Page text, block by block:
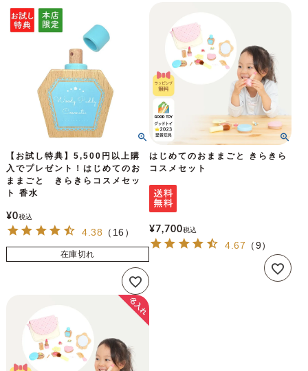
【お試し特典】5,500円以上購
入でプレゼント！はじめてのお
ままごと きらきらコスメセッ
ト 香水
¥0税込
4.38 （ 16）
在庫切れ
はじめてのおままごと きらきら
コスメセット
¥7,700税込
4.67 （9）